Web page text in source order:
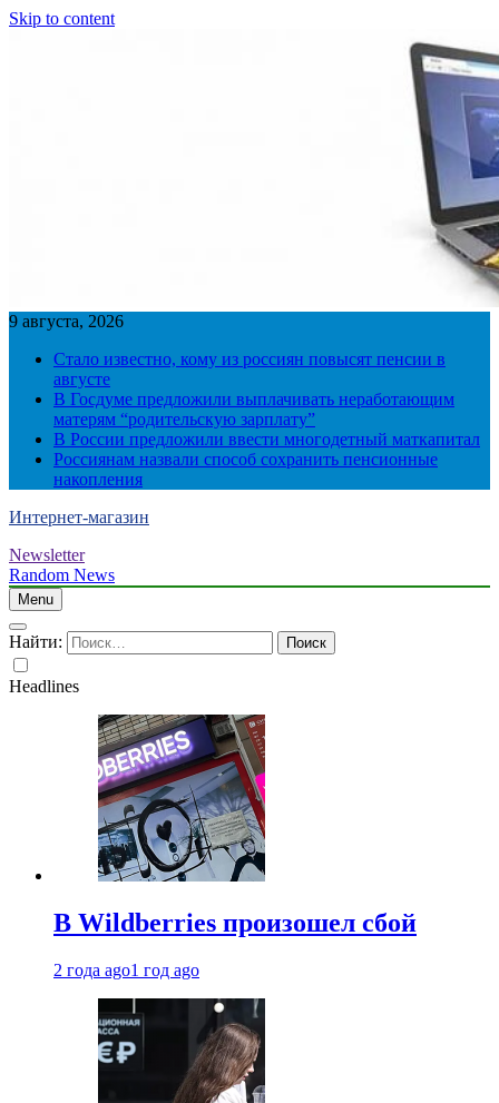
Skip to content
9 августа, 2026
Стало известно, кому из россиян повысят пенсии в
августе
В Госдуме предложили выплачивать неработающим
матерям “родительскую зарплату”
В России предложили ввести многодетный маткапитал
Россиянам назвали способ сохранить пенсионные
накопления
Интернет-магазин
Newsletter
Random News
Menu
Найти:
Headlines
В Wildberries произошел сбой
2 года ago1 год ago